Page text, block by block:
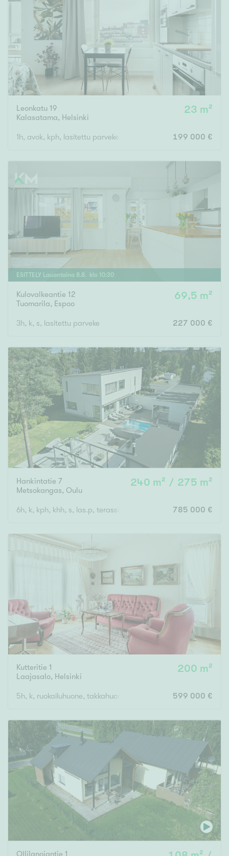
Leonkatu 19
Kalasatama, Helsinki
23 m²
1h, avok, kph, lasitettu parveke 199 000 €
ESITTELY Lauantaina 8 . 8 . klo 10:30
Kulovalkeantie 12
Tuomarila, Espoo
69,5 m²
3h, k, s, lasitettu parveke 227 000 €
Hankintatie 7
Metsokangas, Oulu
240 m² / 275 m²
6h, k, kph, khh, s, las.p, terassi + autotalli 785 000 €
Kutteritie 1
Laajasalo, Helsinki
200 m²
5h, k, ruokailuhuone, takkahuone, kph, sauna, 2x wc, khh
599 000 €
Ollilanojantie 1